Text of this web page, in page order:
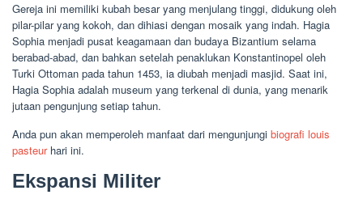
Gereja ini memiliki kubah besar yang menjulang tinggi, didukung oleh
pilar-pilar yang kokoh, dan dihiasi dengan mosaik yang indah. Hagia
Sophia menjadi pusat keagamaan dan budaya Bizantium selama
berabad-abad, dan bahkan setelah penaklukan Konstantinopel oleh
Turki Ottoman pada tahun 1453, ia diubah menjadi masjid. Saat ini,
Hagia Sophia adalah museum yang terkenal di dunia, yang menarik
jutaan pengunjung setiap tahun.
Anda pun akan memperoleh manfaat dari mengunjungi biografi louis
pasteurhari ini.
Ekspansi Militer